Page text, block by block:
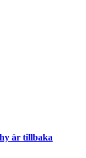
är tillbaka